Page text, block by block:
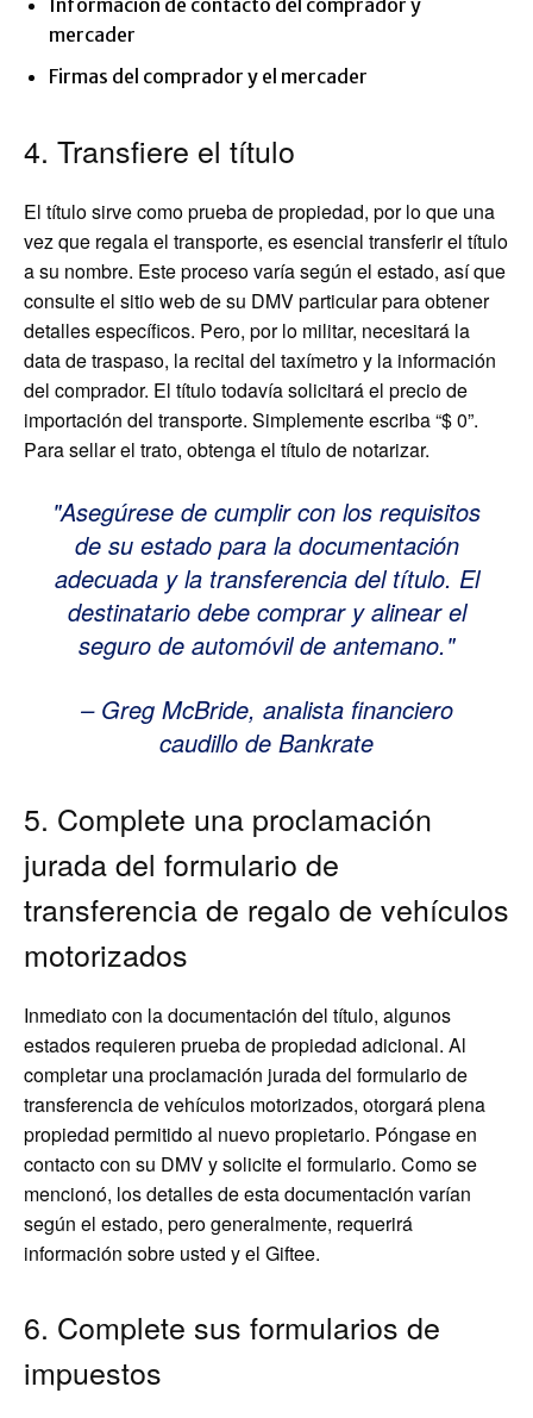
Información de contacto del comprador y
mercader
Firmas del comprador y el mercader
4. Transfiere el título
El título sirve como prueba de propiedad, por lo que una
vez que regala el transporte, es esencial transferir el título
a su nombre. Este proceso varía según el estado, así que
consulte el sitio web de su DMV particular para obtener
detalles específicos. Pero, por lo militar, necesitará la
data de traspaso, la recital del taxímetro y la información
del comprador. El título todavía solicitará el precio de
importación del transporte. Simplemente escriba “$ 0”.
Para sellar el trato, obtenga el título de notarizar.
Asegúrese de cumplir con los requisitos
de su estado para la documentación
adecuada y la transferencia del título. El
destinatario debe comprar y alinear el
seguro de automóvil de antemano.
– Greg McBride, analista financiero
caudillo de Bankrate
5. Complete una proclamación
jurada del formulario de
transferencia de regalo de vehículos
motorizados
Inmediato con la documentación del título, algunos
estados requieren prueba de propiedad adicional. Al
completar una proclamación jurada del formulario de
transferencia de vehículos motorizados, otorgará plena
propiedad permitido al nuevo propietario. Póngase en
contacto con su DMV y solicite el formulario. Como se
mencionó, los detalles de esta documentación varían
según el estado, pero generalmente, requerirá
información sobre usted y el Giftee.
6. Complete sus formularios de
impuestos